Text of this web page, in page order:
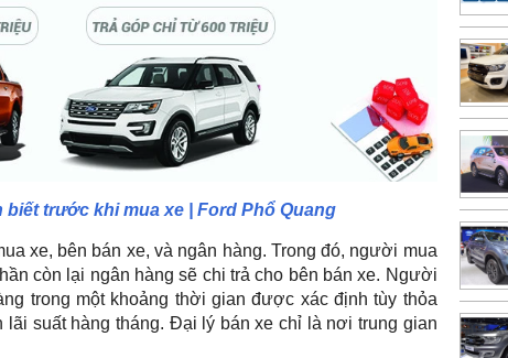
biết trước khi mua xe | Ford Phổ Quang
xe, bên bán xe, và ngân hàng. Trong đó, người mua
còn lại ngân hàng sẽ chi trả cho bên bán xe. Người
trong một khoảng thời gian được xác định tùy thỏa
suất hàng tháng. Đại lý bán xe chỉ là nơi trung gian